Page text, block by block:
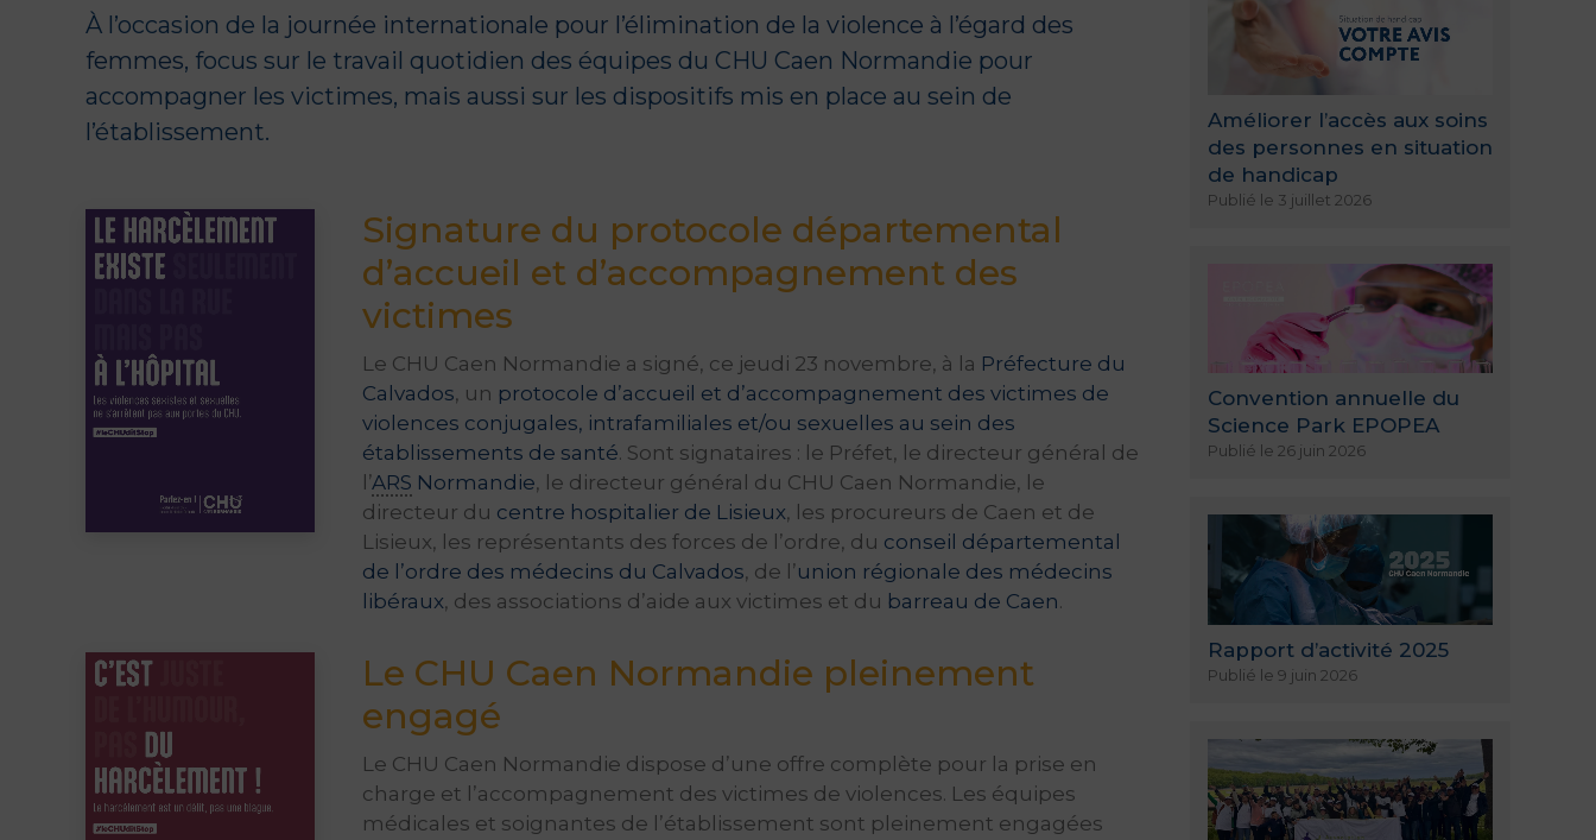
À l’occasion de la journée internationale pour l’élimination de la violence à l’égard des
femmes, focus sur le travail quotidien des équipes du CHU Caen Normandie pour
accompagner les victimes, mais aussi sur les dispositifs mis en place au sein de
l’établissement.
Signature du protocole départemental
d’accueil et d’accompagnement des
victimes
Le CHU Caen Normandie a signé, ce jeudi 23 novembre, à la Préfecture du
Calvados, un protocole d’accueil et d’accompagnement des victimes de
violences conjugales, intrafamiliales et/ou sexuelles au sein des
établissements de santé. Sont signataires : le Préfet, le directeur général de
l’ARS Normandie, le directeur général du CHU Caen Normandie, le
directeur du centre hospitalier de Lisieux, les procureurs de Caen et de
Lisieux, les représentants des forces de l’ordre, du conseil départemental
de l’ordre des médecins du Calvados, de l’union régionale des médecins
libéraux, des associations d’aide aux victimes et du barreau de Caen.
Le CHU Caen Normandie pleinement
engagé
Le CHU Caen Normandie dispose d’une offre complète pour la prise en
charge et l’accompagnement des victimes de violences. Les équipes
médicales et soignantes de l’établissement sont pleinement engagées
Améliorer l’accès aux soins
des personnes en situation
de handicap
Publié le 3 juillet 2026
Convention annuelle du
Science Park EPOPEA
Publié le 26 juin 2026
Rapport d’activité 2025
Publié le 9 juin 2026